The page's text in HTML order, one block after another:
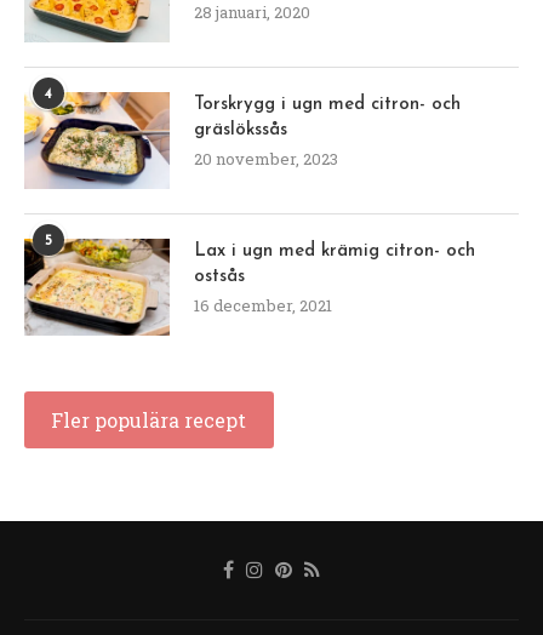
28 januari, 2020
4
Torskrygg i ugn med citron- och
gräslökssås
20 november, 2023
5
Lax i ugn med krämig citron- och
ostsås
16 december, 2021
Fler populära recept